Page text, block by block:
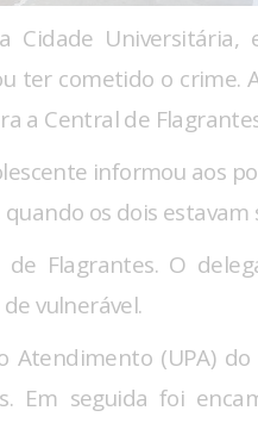
Universitária,
ter cometido o crime.
a Central de
informou aos
os dois estavam
Flagrantes. O
vulnerável.
(UPA) do
Em seguida foi